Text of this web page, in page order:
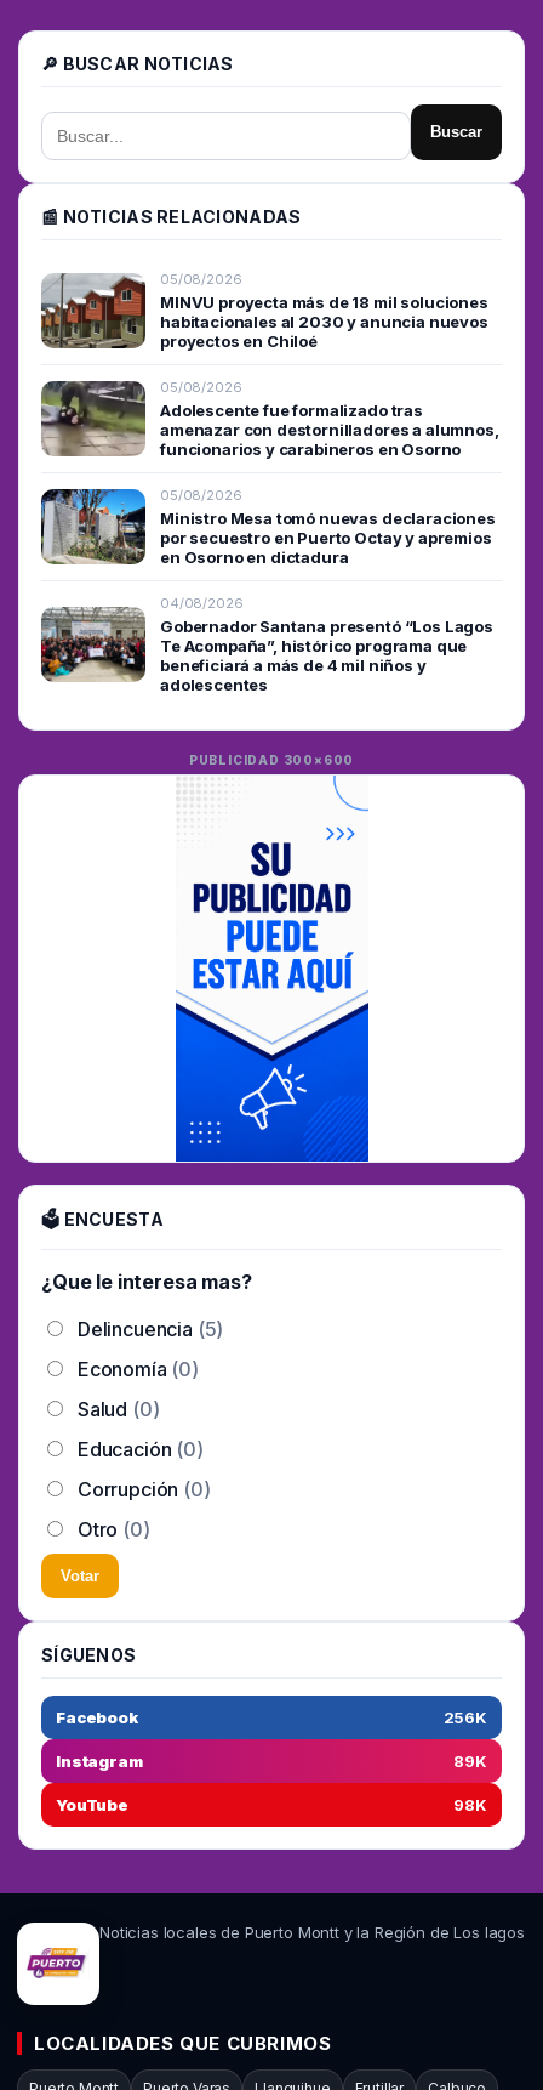
🔎 BUSCAR NOTICIAS
Buscar
📰 NOTICIAS RELACIONADAS
05/08/2026
MINVU proyecta más de 18 mil soluciones
habitacionales al 2030 y anuncia nuevos
proyectos en Chiloé
05/08/2026
Adolescente fue formalizado tras
amenazar con destornilladores a alumnos,
funcionarios y carabineros en Osorno
05/08/2026
Ministro Mesa tomó nuevas declaraciones
por secuestro en Puerto Octay y apremios
en Osorno en dictadura
04/08/2026
Gobernador Santana presentó “Los Lagos
Te Acompaña”, histórico programa que
beneficiará a más de 4 mil niños y
adolescentes
PUBLICIDAD 300×600
🗳 ENCUESTA
¿Que le interesa mas?
Delincuencia (5)
Economía (0)
Salud (0)
Educación (0)
Corrupción (0)
Otro (0)
Votar
SÍGUENOS
Facebook 256K
Instagram 89K
YouTube 98K
Noticias locales de Puerto Montt y la Región de Los lagos
LOCALIDADES QUE CUBRIMOS